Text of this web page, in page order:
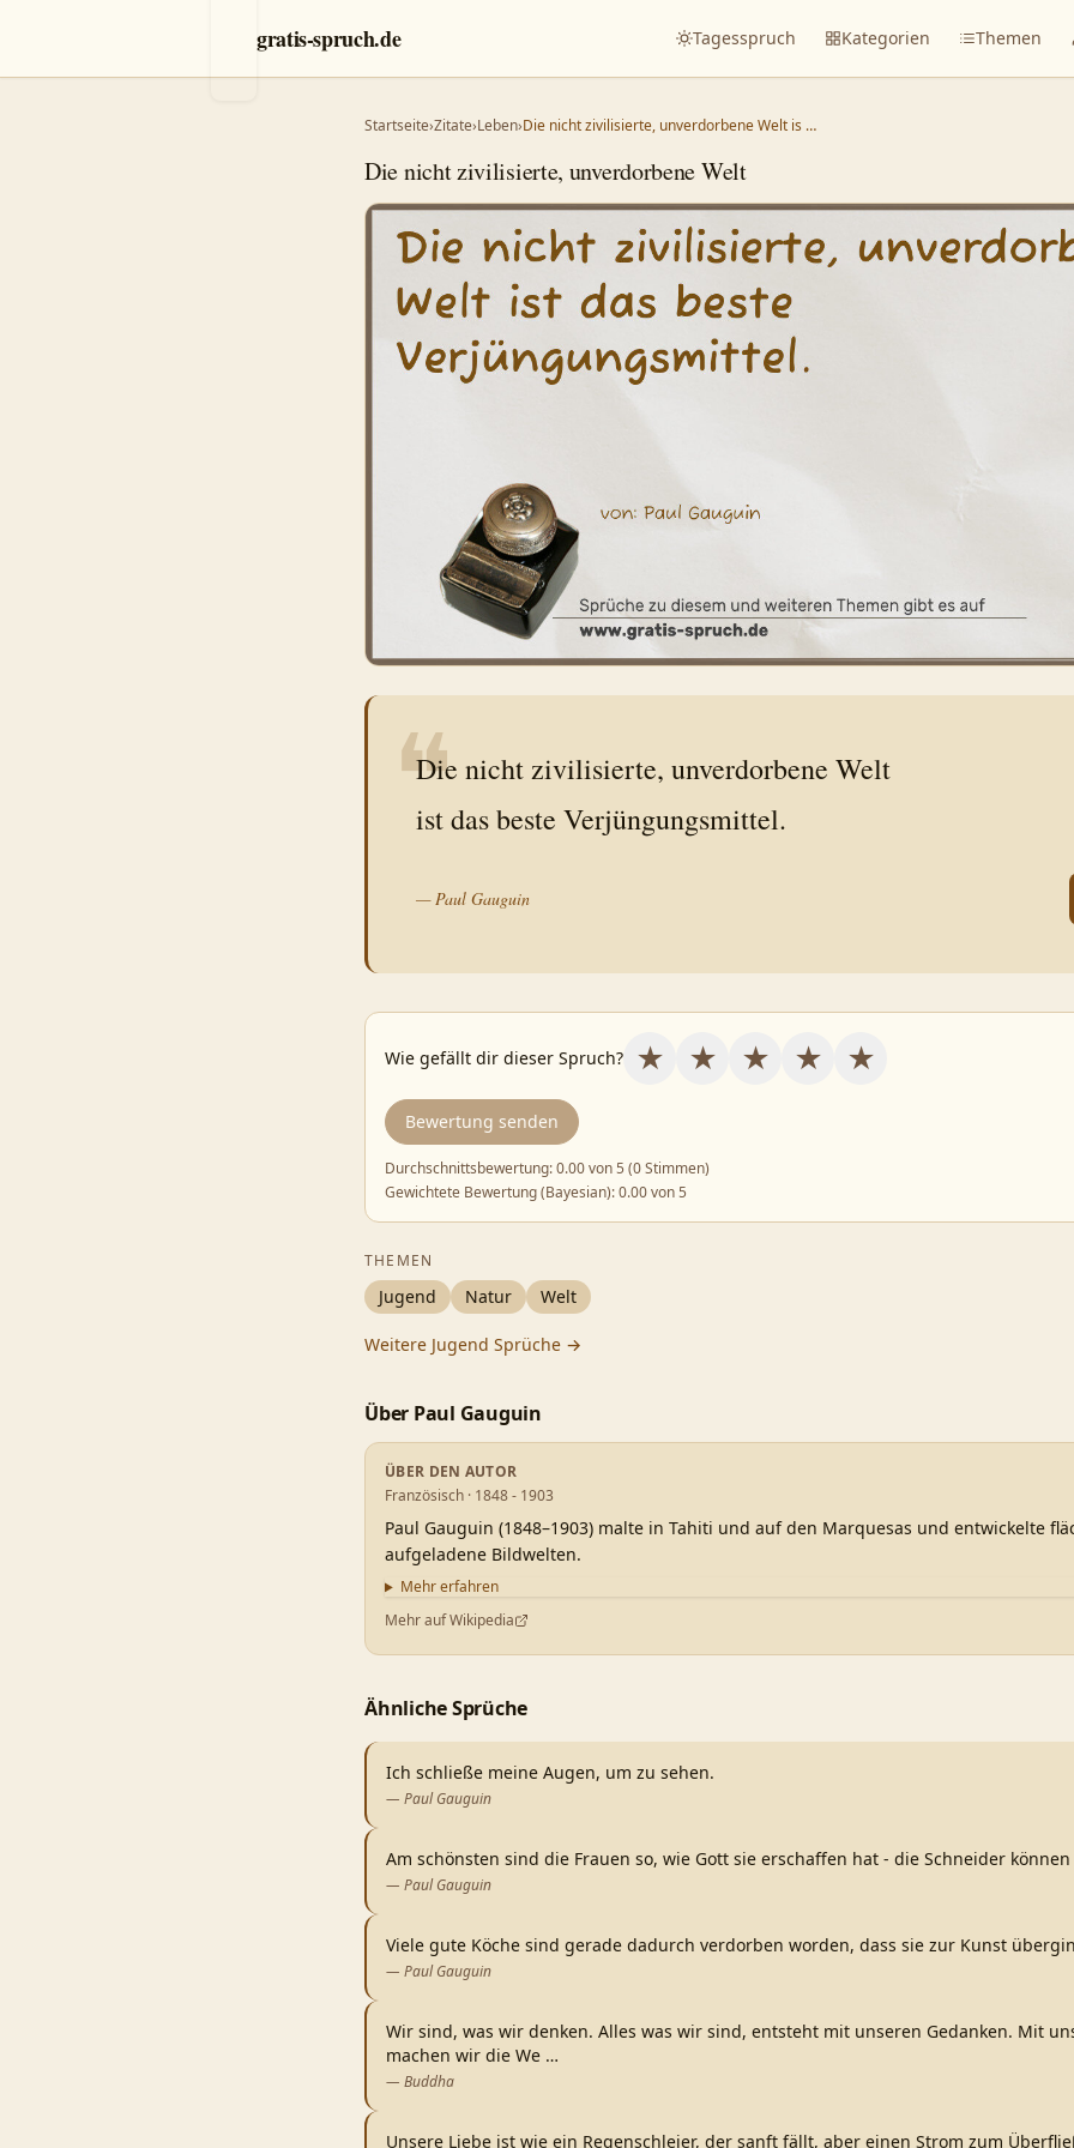
gratis-spruch.de Tagesspruch Kategorien Themen
Startseite›Zitate›Leben›Die nicht zivilisierte, unverdorbene Welt is …
Die nicht zivilisierte, unverdorbene Welt
❝
Die nicht zivilisierte, unverdorbene Welt
ist das beste Verjüngungsmittel.
—Paul Gauguin
Wie gefällt dir dieser Spruch? ★ ★ ★ ★ ★
Bewertung senden
Durchschnittsbewertung:0.00von 5 (0 Stimmen)
Gewichtete Bewertung (Bayesian):0.00von 5
THEMEN
Jugend Natur Welt
Weitere Jugend Sprüche →
Über Paul Gauguin
ÜBER DEN AUTOR
Französisch · 1848 - 1903
Paul Gauguin (1848–1903) malte in Tahiti und auf den Marquesas und entwickelte
aufgeladene Bildwelten.
Mehr erfahren
Mehr auf Wikipedia
Ähnliche Sprüche
Ich schließe meine Augen, um zu sehen.
— Paul Gauguin
Am schönsten sind die Frauen so, wie Gott sie erschaffen hat - die Schneider
— Paul Gauguin
Viele gute Köche sind gerade dadurch verdorben worden, dass sie zur Kunst
— Paul Gauguin
Wir sind, was wir denken. Alles was wir sind, entsteht mit unseren Gedanken. Mit
machen wir die We …
— Buddha
Unsere Liebe ist wie ein Regenschleier, der sanft fällt, aber einen Strom zum